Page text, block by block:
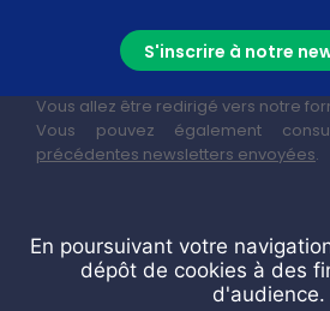
S'inscrire à notre
Vous allez être redirigé vers notre
Vous pouvez également
précédentes newsletters envoyées.
En poursuivant votre
dépôt de cookies à des
d'audience.